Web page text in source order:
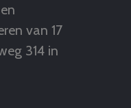
van 17
314 in